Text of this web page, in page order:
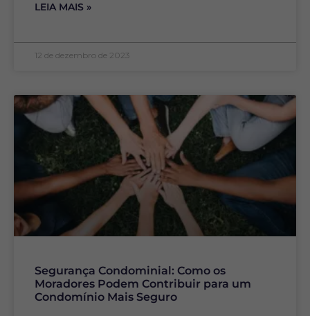
LEIA MAIS »
12 de dezembro de 2023
Segurança Condominial: Como os
Moradores Podem Contribuir para um
Condomínio Mais Seguro